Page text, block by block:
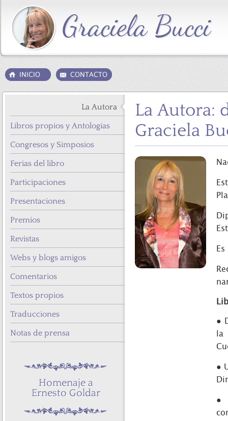
La Autora
Libros propios y Antologias
Congresos y Simposios
Ferias del libro
Participaciones
Presentaciones
Premios
Revistas
Webs y blogs amigos
Comentarios
Textos propios
Traducciones
Notas de prensa
La Autora:
Graciela
●
la
●
●